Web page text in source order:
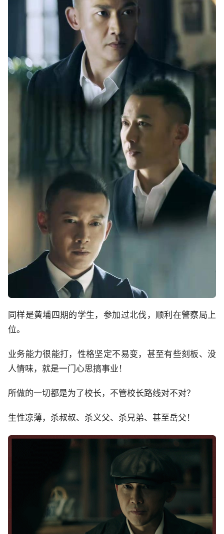
同样是黄埔四期的学生，参加过北伐，顺利在警察局上
位。
业务能力很能打，性格坚定不易变，甚至有些刻板、没
人情味，就是一门心思搞事业！
所做的一切都是为了校长，不管校长路线对不对？
生性凉薄，杀叔叔、杀义父、杀兄弟、甚至岳父！